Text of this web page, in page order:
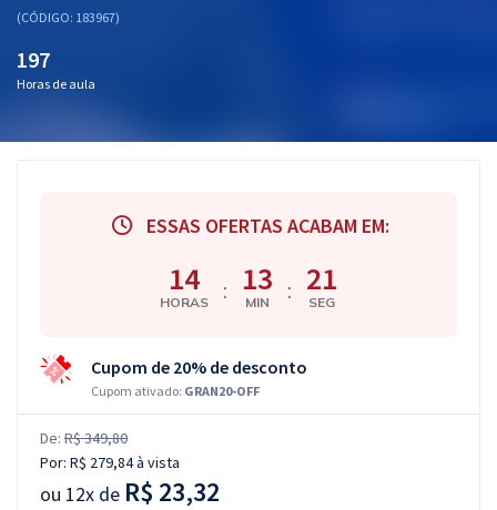
Aprovados
(CÓDIGO: 183967)
197
Horas de aula
ESSAS OFERTAS ACABAM EM:
14
HORAS : 13
MIN : 20
SEG
Cupom de 20% de desconto
Cupom ativado: GRAN20-OFF
De: R$ 349,80
Por: R$ 279,84à vista
ou 12x de R$ 23,32